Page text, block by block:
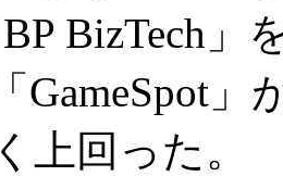
BP BizTech
GameSpot」
上回った。